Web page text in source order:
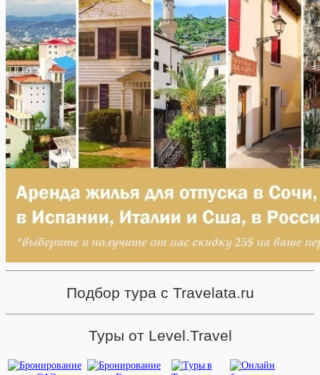
Подбор тура с Travelata.ru
Туры от Level.Travel